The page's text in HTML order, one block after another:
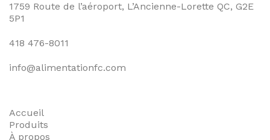
1759 Route de l’aéroport, L’Ancienne-Lorette QC, G2E
5P1
418 476-8011
info@alimentationfc.com
Accueil
Produits
À propos